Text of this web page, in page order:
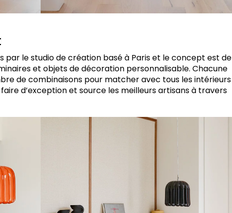
par le studio de création basé à Paris et le concept est de
et objets de décoration personnalisable. Chacune
de combinaisons pour matcher avec tous les intérieurs
d’exception et source les meilleurs artisans à travers